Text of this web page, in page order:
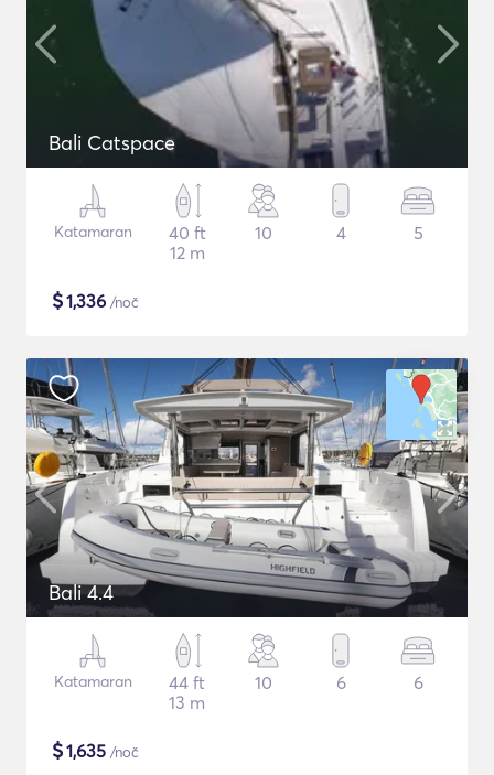
Bali Catspace
Katamaran
40 ft
12 m
10 4 5
$1,336 /noč
Bali 4.4
Katamaran
44 ft
13 m
10 6 6
$1,635 /noč